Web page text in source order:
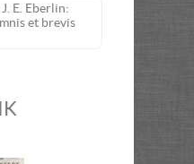
E. Eberlin:
et brevis